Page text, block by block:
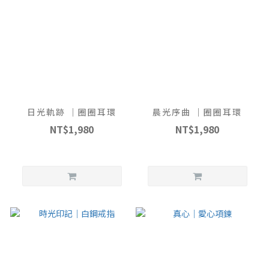
日光軌跡 ｜圈圈耳環
NT$1,980
晨光序曲 ｜圈圈耳環
NT$1,980